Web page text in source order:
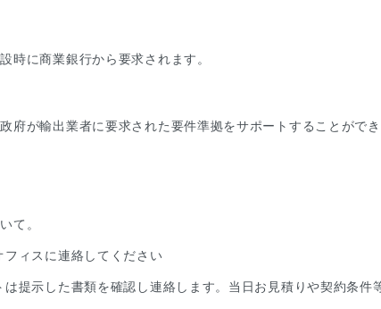
時に商業銀行から要求されます。
府が輸出業者に要求された要件準拠をサポートすることがで
て。
フィスに連絡してください
提示した書類を確認し連絡します。当日お見積りや契約条件